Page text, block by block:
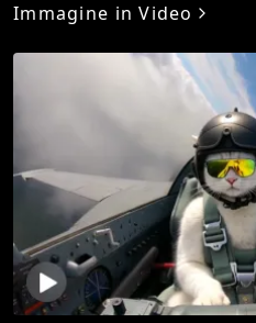
Immagine in Video